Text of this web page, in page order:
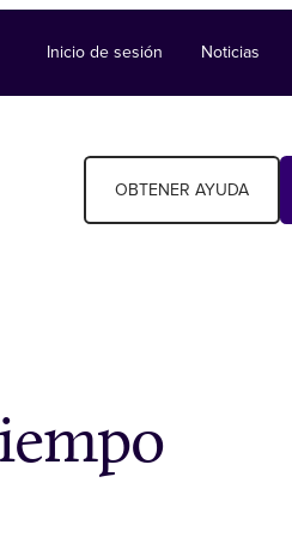
Inicio de sesión Noticias
OBTENER AYUDA